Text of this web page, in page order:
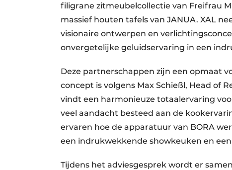
filigrane zitmeubelcollectie van Freifrau
massief houten tafels van JANUA. XAL
visionaire ontwerpen en
onvergetelijke geluidservaring in een
Deze partnerschappen zijn een opmaat
concept is volgens Max Schießl, Head of
vindt een harmonieuze totaalervaring
veel aandacht besteed aan de
ervaren hoe de apparatuur van BORA
een indrukwekkende showkeuken en
Tijdens het adviesgesprek wordt er